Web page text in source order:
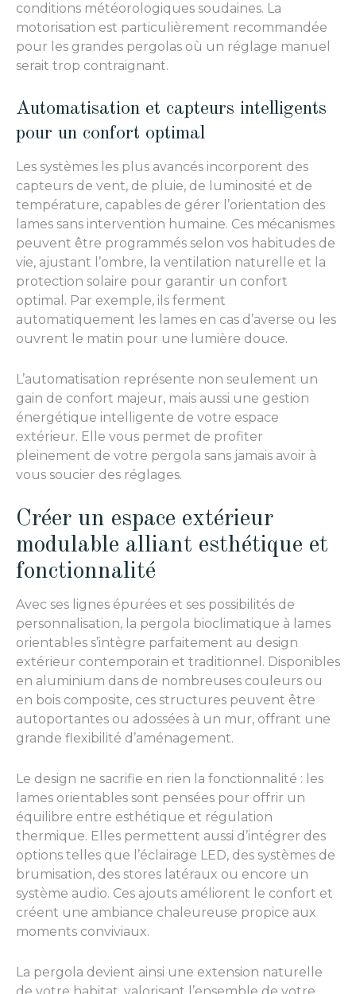
conditions météorologiques soudaines. La
motorisation est particulièrement recommandée
pour les grandes pergolas où un réglage manuel
serait trop contraignant.
Automatisation et capteurs intelligents
pour un confort optimal
Les systèmes les plus avancés incorporent des
capteurs de vent, de pluie, de luminosité et de
température, capables de gérer l’orientation des
lames sans intervention humaine. Ces mécanismes
peuvent être programmés selon vos habitudes de
vie, ajustant l’ombre, la ventilation naturelle et la
protection solaire pour garantir un confort
optimal. Par exemple, ils ferment
automatiquement les lames en cas d’averse ou les
ouvrent le matin pour une lumière douce.
L’automatisation représente non seulement un
gain de confort majeur, mais aussi une gestion
énergétique intelligente de votre espace
extérieur. Elle vous permet de profiter
pleinement de votre pergola sans jamais avoir à
vous soucier des réglages.
Créer un espace extérieur
modulable alliant esthétique et
fonctionnalité
Avec ses lignes épurées et ses possibilités de
personnalisation, la pergola bioclimatique à lames
orientables s’intègre parfaitement au design
extérieur contemporain et traditionnel. Disponibles
en aluminium dans de nombreuses couleurs ou
en bois composite, ces structures peuvent être
autoportantes ou adossées à un mur, offrant une
grande flexibilité d’aménagement.
Le design ne sacrifie en rien la fonctionnalité : les
lames orientables sont pensées pour offrir un
équilibre entre esthétique et régulation
thermique. Elles permettent aussi d’intégrer des
options telles que l’éclairage LED, des systèmes de
brumisation, des stores latéraux ou encore un
système audio. Ces ajouts améliorent le confort et
créent une ambiance chaleureuse propice aux
moments conviviaux.
La pergola devient ainsi une extension naturelle